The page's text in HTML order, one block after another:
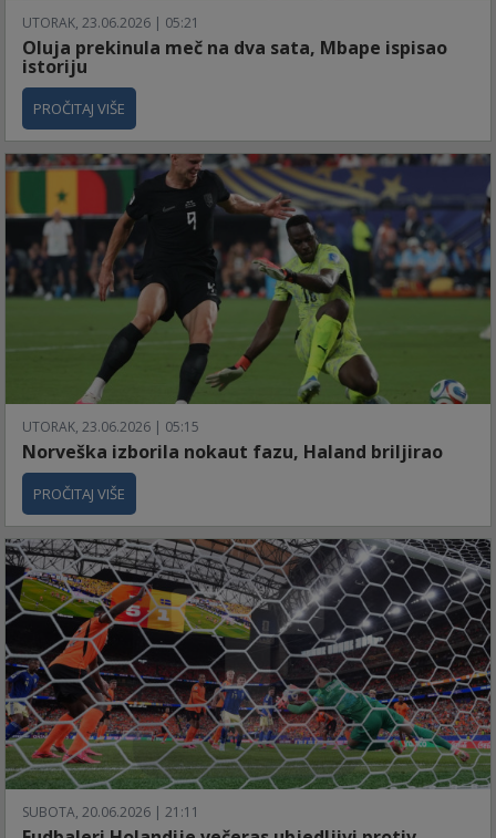
UTORAK, 23.06.2026 | 05:21
Oluja prekinula meč na dva sata, Mbape ispisao
istoriju
PROČITAJ VIŠE
UTORAK, 23.06.2026 | 05:15
Norveška izborila nokaut fazu, Haland briljirao
PROČITAJ VIŠE
SUBOTA, 20.06.2026 | 21:11